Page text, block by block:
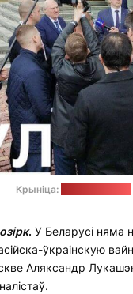
Крыніца:
. У Беларусі няма
ўкраінскую
Аляксандр